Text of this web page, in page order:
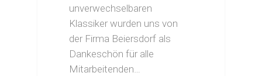
unverwechselbaren
Klassiker wurden uns von
der Firma Beiersdorf als
Dankeschön für alle
Mitarbeitenden…